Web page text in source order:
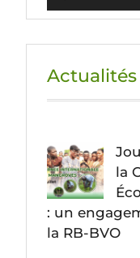
Actualités
la
: un
la RB-BVO